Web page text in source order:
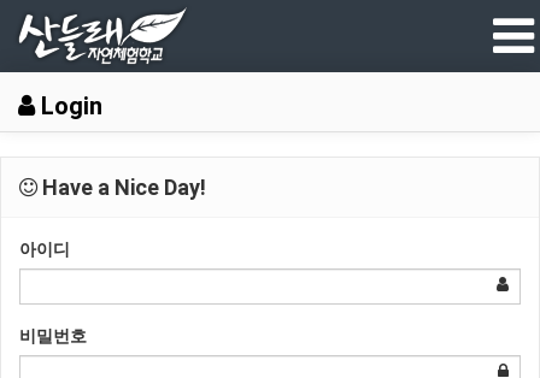
Login
Have a Nice Day!
아이디
비밀번호